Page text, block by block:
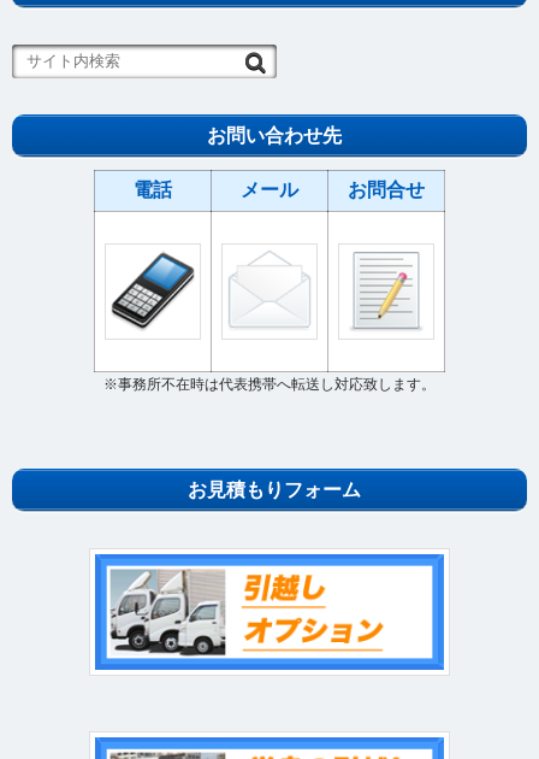
お問い合わせ先
電話 メール お問合せ
※事務所不在時は代表携帯へ転送し対応致します。
お見積もりフォーム